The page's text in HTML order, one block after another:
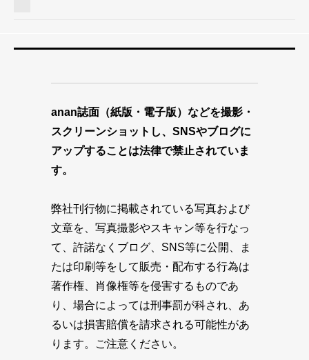
anan誌面（紙版・電子版）などを撮影・
スクリーンショットし、SNSやブログに
アップすることは法律で禁止されていま
す。
弊社刊行物に掲載されている写真および
文章を、写真撮影やスキャン等を行なっ
て、許諾なくブログ、SNS等に公開、ま
たは印刷等をして販売・配布する行為は
著作権、肖像権等を侵害するものであ
り、場合によっては刑事罰が科され、あ
るいは損害賠償を請求される可能性があ
ります。ご注意ください。